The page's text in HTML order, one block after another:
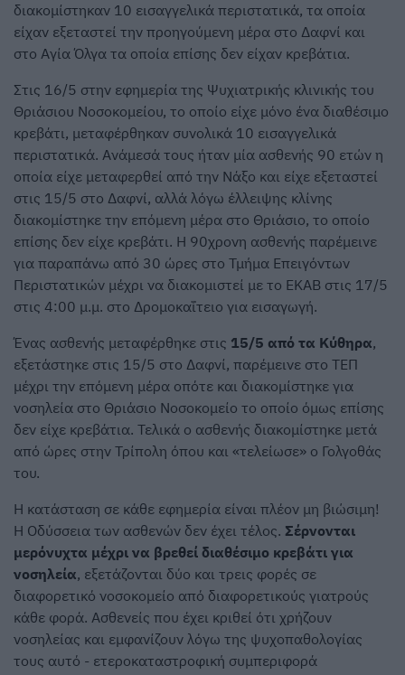
διακομίστηκαν 10 εισαγγελικά περιστατικά, τα οποία
είχαν εξεταστεί την προηγούμενη μέρα στο Δαφνί και
στο Αγία Όλγα τα οποία επίσης δεν είχαν κρεβάτια.
Στις 16/5 στην εφημερία της Ψυχιατρικής κλινικής του
Θριάσιου Νοσοκομείου, το οποίο είχε μόνο ένα διαθέσιμο
κρεβάτι, μεταφέρθηκαν συνολικά 10 εισαγγελικά
περιστατικά. Ανάμεσά τους ήταν μία ασθενής 90 ετών η
οποία είχε μεταφερθεί από την Νάξο και είχε εξεταστεί
στις 15/5 στο Δαφνί, αλλά λόγω έλλειψης κλίνης
διακομίστηκε την επόμενη μέρα στο Θριάσιο, το οποίο
επίσης δεν είχε κρεβάτι. Η 90χρονη ασθενής παρέμεινε
για παραπάνω από 30 ώρες στο Τμήμα Επειγόντων
Περιστατικών μέχρι να διακομιστεί με το ΕΚΑΒ στις 17/5
στις 4:00 μ.μ. στο Δρομοκαΐτειο για εισαγωγή.
Ένας ασθενής μεταφέρθηκε στις 15/5 από τα Κύθηρα,
εξετάστηκε στις 15/5 στο Δαφνί, παρέμεινε στο ΤΕΠ
μέχρι την επόμενη μέρα οπότε και διακομίστηκε για
νοσηλεία στο Θριάσιο Νοσοκομείο το οποίο όμως επίσης
δεν είχε κρεβάτια. Τελικά ο ασθενής διακομίστηκε μετά
από ώρες στην Τρίπολη όπου και «τελείωσε» ο Γολγοθάς
του.
Η κατάσταση σε κάθε εφημερία είναι πλέον μη βιώσιμη!
Η Οδύσσεια των ασθενών δεν έχει τέλος. Σέρνονται
μερόνυχτα μέχρι να βρεθεί διαθέσιμο κρεβάτι για
νοσηλεία, εξετάζονται δύο και τρεις φορές σε
διαφορετικό νοσοκομείο από διαφορετικούς γιατρούς
κάθε φορά. Ασθενείς που έχει κριθεί ότι χρήζουν
νοσηλείας και εμφανίζουν λόγω της ψυχοπαθολογίας
τους αυτό - ετεροκαταστροφική συμπεριφορά